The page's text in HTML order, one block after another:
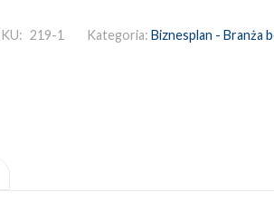
219-1 Kategoria: Biznesplan - Branża